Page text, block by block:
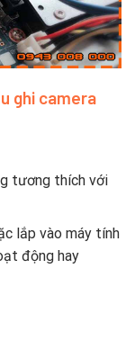
ghi camera
tương thích với
lắp vào máy tính
động hay